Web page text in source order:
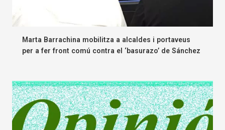
Marta Barrachina mobilitza a alcaldes i portaveus
per a fer front comú contra el ‘basurazo’ de Sánchez